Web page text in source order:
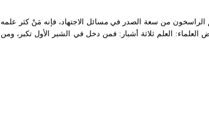
الراسخون من سعة الصدر في مسائل الاجتهاد، فإنه مَنْ كثر علمه
العلم ثلاثة أشبار: فمن دخل في الشبر الأول تكبر، ومن